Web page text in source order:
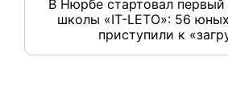
В Нюрбе стартовал первый
школы «IT-LETO»: 56
приступили к